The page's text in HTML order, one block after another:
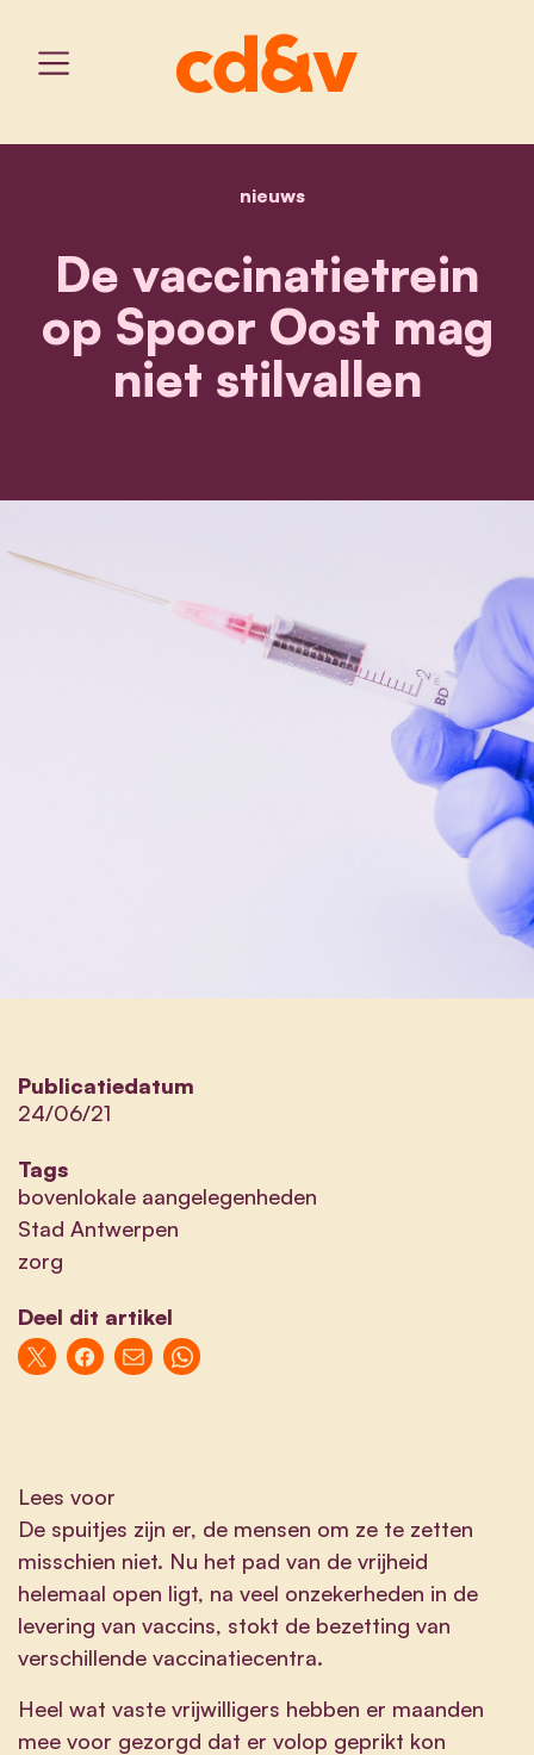
home
nieuwsde vaccinatietrein op
De vaccinatietrein
op Spoor Oost mag
niet stilvallen
Publicatiedatum
24/06/21
Tags
bovenlokale aangelegenheden
Stad Antwerpen
zorg
Deel dit artikel
Lees voor
De spuitjes zijn er, de mensen om ze te zetten
misschien niet. Nu het pad van de vrijheid
helemaal open ligt, na veel onzekerheden in de
levering van vaccins, stokt de bezetting van
verschillende vaccinatiecentra.
Heel wat vaste vrijwilligers hebben er maanden
mee voor gezorgd dat er volop geprikt kon